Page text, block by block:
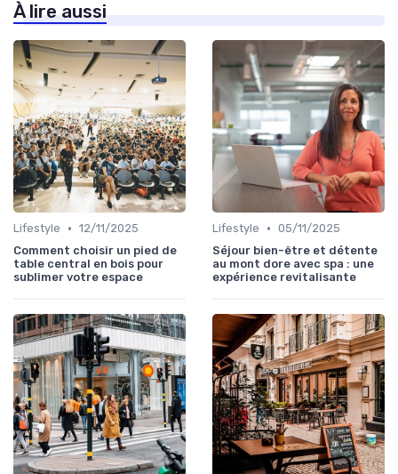
À lire aussi
Lifestyle • 12/11/2025
Comment choisir un pied de
table central en bois pour
sublimer votre espace
Lifestyle • 05/11/2025
Séjour bien-être et détente
au mont dore avec spa : une
expérience revitalisante